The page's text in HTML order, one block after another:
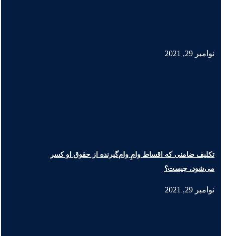
نوامبر 29, 2021
تکلیف ضامنی که اقساط وامِ وام‌گیرنده از حقوق او کسر
می‌شود، چیست؟
نوامبر 29, 2021